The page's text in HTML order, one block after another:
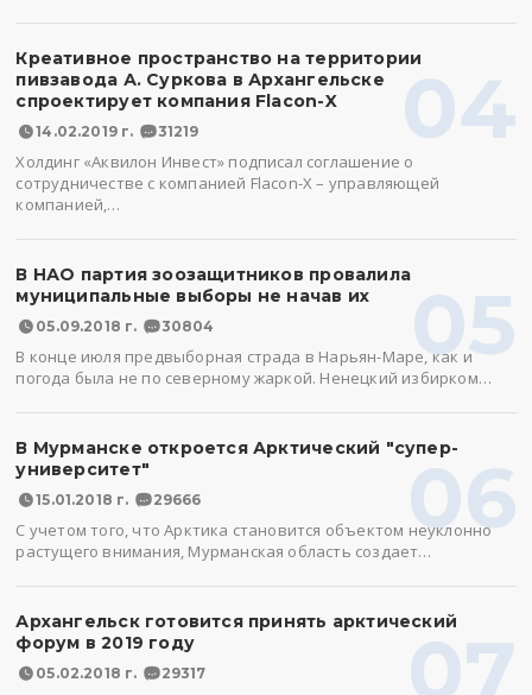
04
Креативное пространство на территории
пивзавода А. Суркова в Архангельске
спроектирует компания Flacon-X
14.02.2019 г. 31219
Холдинг «Аквилон Инвест» подписал соглашение о
сотрудничестве с компанией Flacon-X – управляющей
компанией,…
05
В НАО партия зоозащитников провалила
муниципальные выборы не начав их
05.09.2018 г. 30804
В конце июля предвыборная страда в Нарьян-Маре, как и
погода была не по северному жаркой. Ненецкий избирком…
06
В Мурманске откроется Арктический "супер-
университет"
15.01.2018 г. 29666
С учетом того, что Арктика становится объектом неуклонно
растущего внимания, Мурманская область создает…
07
Архангельск готовится принять арктический
форум в 2019 году
05.02.2018 г. 29317